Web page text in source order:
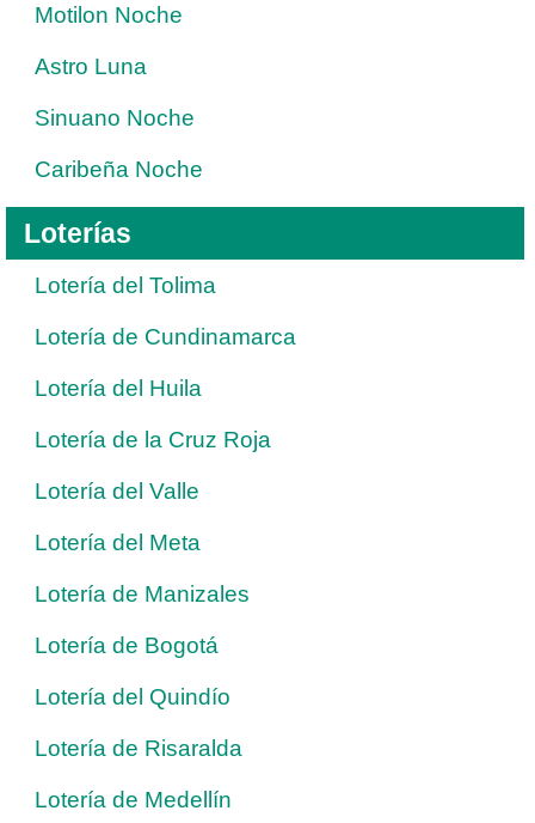
Motilon Noche
Astro Luna
Sinuano Noche
Caribeña Noche
Loterías
Lotería del Tolima
Lotería de Cundinamarca
Lotería del Huila
Lotería de la Cruz Roja
Lotería del Valle
Lotería del Meta
Lotería de Manizales
Lotería de Bogotá
Lotería del Quindío
Lotería de Risaralda
Lotería de Medellín